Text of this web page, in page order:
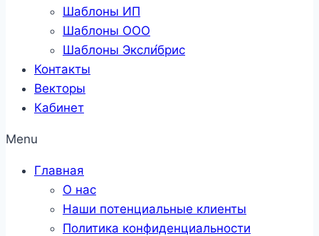
Шаблоны ИП
Шаблоны ООО
Шаблоны Эксли́брис
Контакты
Векторы
Кабинет
Menu
Главная
О нас
Наши потенциальные клиенты
Политика конфиденциальности